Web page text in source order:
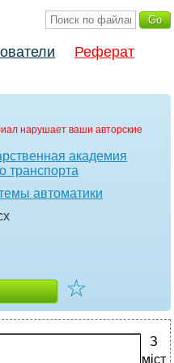
Реферат
нарушает ваши авторские
академия
транспорта
автоматики
☆
З
міст